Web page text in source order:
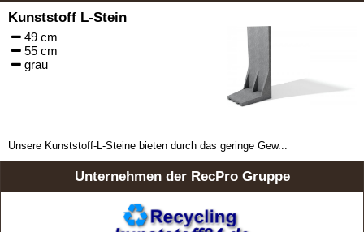
Kunststoff L-Stein
49 cm
55 cm
grau
Unsere Kunststoff-L-Steine bieten durch das geringe Gew...
Unternehmen der RecPro Gruppe